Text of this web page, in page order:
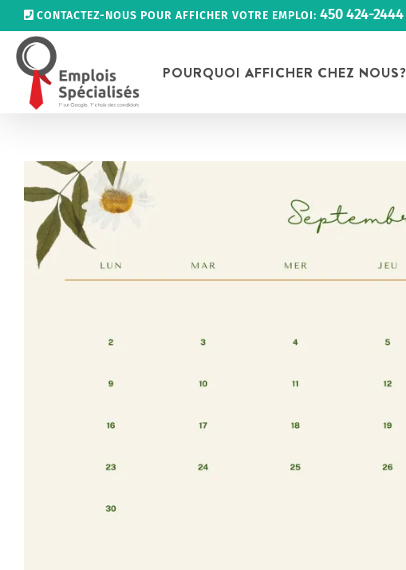
Passer
contenu
CONTACTEZ-NOUS POUR AFFICHER VOTRE EMPLOI: 450 424-2444
POURQUOI AFFICHER CHEZ NOUS?
Voir
l'image
agrandie